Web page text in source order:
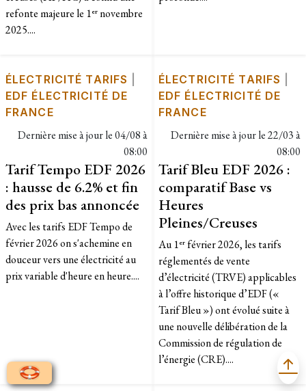
refonte majeure le 1ᵉʳ novembre
2025....
ÉLECTRICITÉ TARIFS
EDF ÉLECTRICITÉ DE
FRANCE
Dernière mise à jour le04/08 à
08:00
Tarif Tempo EDF 2026
: hausse de 6.2% et fin
des prix bas annoncée
Avec les tarifs EDF Tempo de
février 2026 on s'achemine en
douceur vers une électricité au
prix variable d'heure en heure....
ÉLECTRICITÉ TARIFS
EDF ÉLECTRICITÉ DE
FRANCE
Dernière mise à jour le22/03 à
08:00
Tarif Bleu EDF 2026 :
comparatif Base vs
Heures
Pleines/Creuses
Au 1ᵉʳ février 2026, les tarifs
réglementés de vente
d’électricité (TRVE) applicables
à l’offre historique d’EDF («
Tarif Bleu ») ont évolué suite à
une nouvelle délibération de la
Commission de régulation de
l’énergie (CRE)....